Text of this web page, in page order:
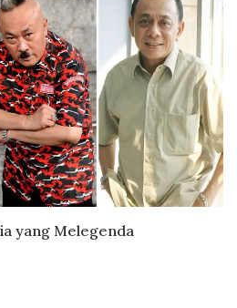
yang Melegenda